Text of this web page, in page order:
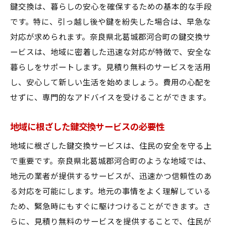
鍵交換は、暮らしの安心を確保するための基本的な手段
です。特に、引っ越し後や鍵を紛失した場合は、早急な
対応が求められます。奈良県北葛城郡河合町の鍵交換サ
ービスは、地域に密着した迅速な対応が特徴で、安全な
暮らしをサポートします。見積り無料のサービスを活用
し、安心して新しい生活を始めましょう。費用の心配を
せずに、専門的なアドバイスを受けることができます。
地域に根ざした鍵交換サービスの必要性
地域に根ざした鍵交換サービスは、住民の安全を守る上
で重要です。奈良県北葛城郡河合町のような地域では、
地元の業者が提供するサービスが、迅速かつ信頼性のあ
る対応を可能にします。地元の事情をよく理解している
ため、緊急時にもすぐに駆けつけることができます。さ
らに、見積り無料のサービスを提供することで、住民が